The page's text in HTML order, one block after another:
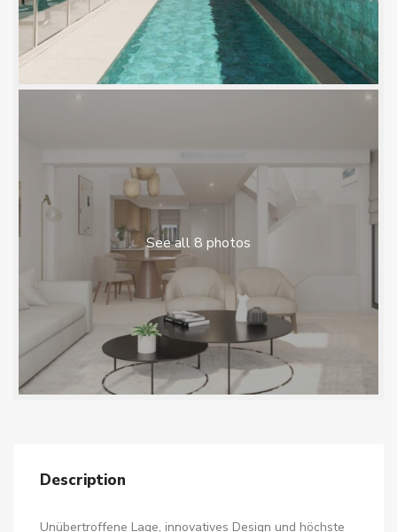
See all 8 photos
Description
Unübertroffene Lage, innovatives Design und höchste